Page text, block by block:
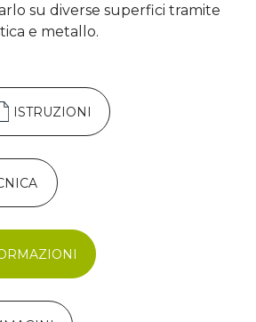
su diverse superfici tramite
e metallo.
ISTRUZIONI